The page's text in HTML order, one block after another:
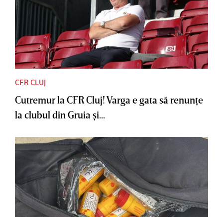
CFR CLUJ
Cutremur la CFR Cluj! Varga e gata să renunţe
la clubul din Gruia şi...